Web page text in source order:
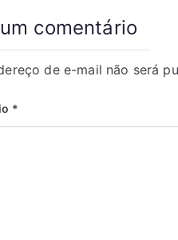
comentário
de e-mail não será
*